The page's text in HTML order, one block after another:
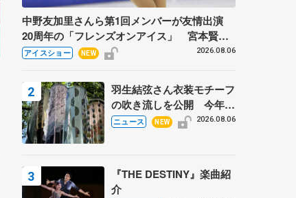
中野友加里さんら第1回メンバーが友情出演
20周年の「フレンズオンアイス」 宮本賢二
さん、有川梨絵さん、田村岳斗さんも
アイスショー NEW 2026.08.06
羽生結弦さん衣装モチーフ
の吹き流しを公開 今年は
「春よ、来い」、仙台の瑞
ニュース NEW 2026.08.06
『THE DESTINY』楽曲紹
介